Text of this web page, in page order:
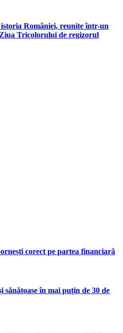
României, reunite într-un
Tricolorului de regizorul
corect pe partea financiară
sănătoase în mai puțin de 30 de